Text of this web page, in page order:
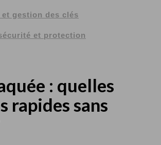
gestion des clés
et protection
: quelles
rapides sans